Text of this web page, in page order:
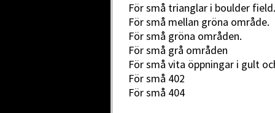
För små trianglar i boulder field.
För små mellan gröna område.
För små gröna områden.
För små grå områden
För små vita öppningar i gult
För små 402
För små 404